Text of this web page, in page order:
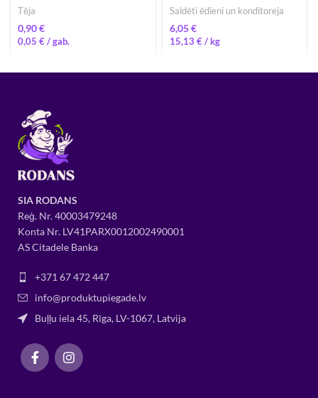
Tēja
€
0,05 €
Saldēti ēdieni un konditoreja
€
15,13 € /
SIA RODANS
Reģ. Nr.40003479248
Konta Nr. LV41PARX0012002490001
AS Citadele Banka
+371 67 472 447
info@produktupiegade.lv
Buļļu iela 45, Rīga, LV-1067, Latvija